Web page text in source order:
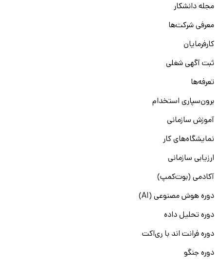
مجله دانشکار
معرفی شرکت‌ها
کارفرمایان
ثبت آگهی شغلی
تعرفه‌ها
برون‌سپاری استخدام
آموزش سازمانی
نمایشگاه‌های کار
ارزیابی سازمانی
آکادمی (بوت‌کمپ)
دوره هوش مصنوعی (AI)
دوره تحلیل داده
دوره فرانت اند با ری‌اکت
دوره جنگو